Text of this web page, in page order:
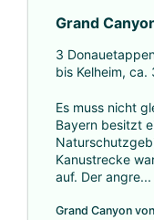
Grand
3
bis Kelheim, ca.
Es muss nicht
Bayern besitzt
Kanustrecke
auf. Der angre...
Grand Canyon